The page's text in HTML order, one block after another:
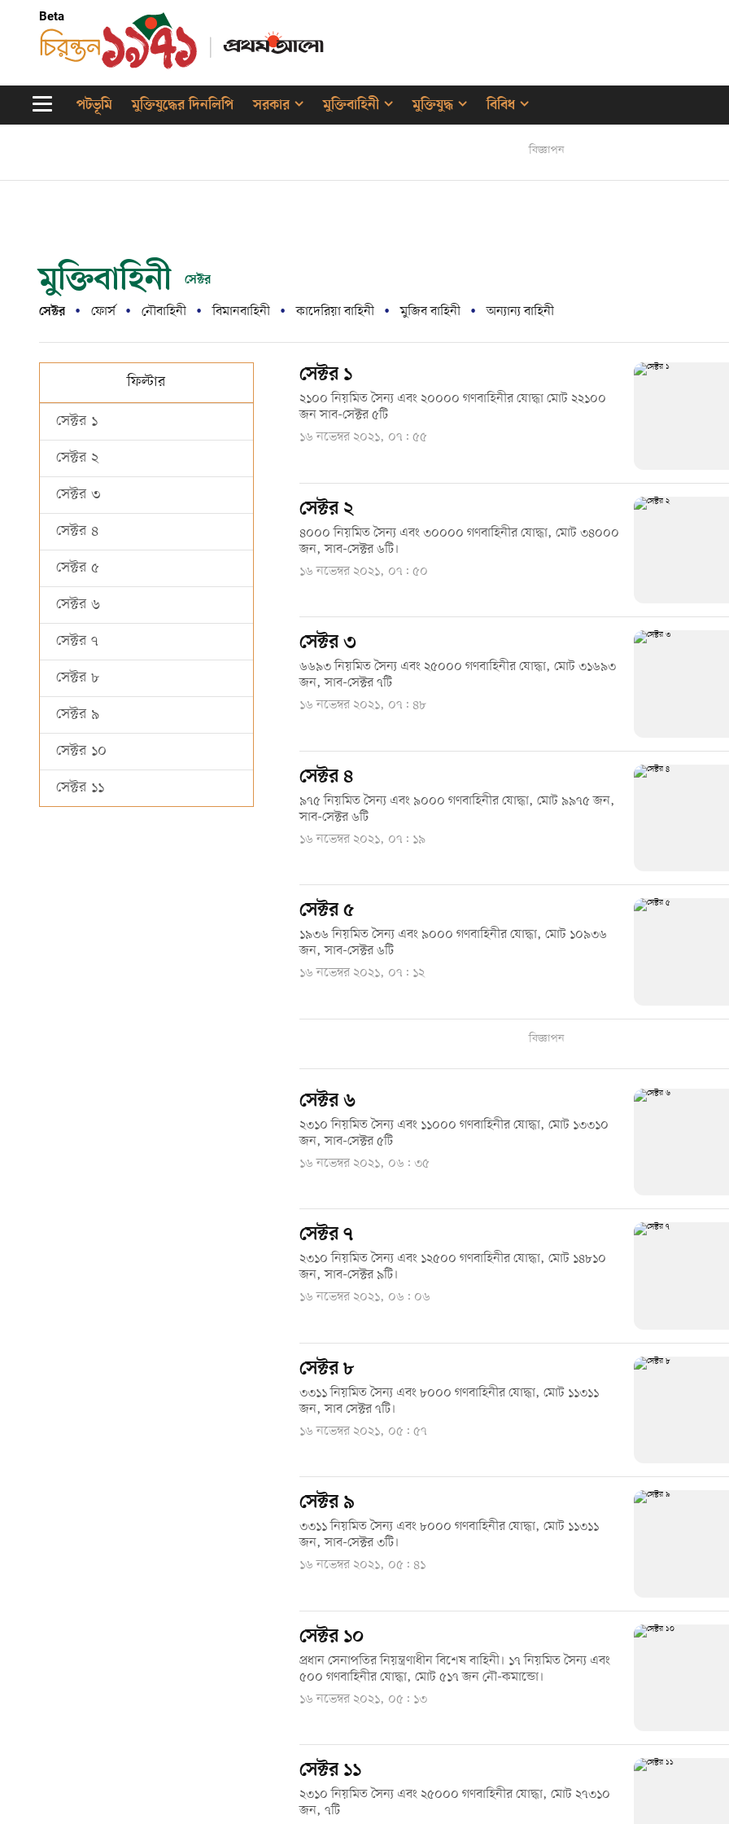
Beta
পটভূমি মুক্তিযুদ্ধের দিনলিপি সরকার মুক্তিবাহিনী মুক্তিযুদ্ধ বিবিধ
বিজ্ঞাপন
মুক্তিবাহিনী
সেক্টর
সেক্টর
ফোর্স নৌবাহিনী বিমানবাহিনী কাদেরিয়া বাহিনী মুজিব বাহিনী অন্যান্য বাহিনী
ফিল্টার
সেক্টর ১
সেক্টর ২
সেক্টর ৩
সেক্টর ৪
সেক্টর ৫
সেক্টর ৬
সেক্টর ৭
সেক্টর ৮
সেক্টর ৯
সেক্টর ১০
সেক্টর ১১
সেক্টর ১
২১০০ নিয়মিত সৈন্য এবং ২০০০০ গণবাহিনীর যোদ্ধা মোট ২২১০০
জন সাব-সেক্টর ৫টি
১৬ নভেম্বর ২০২১, ০৭: ৫৫
সেক্টর ২
৪০০০ নিয়মিত সৈন্য এবং ৩০০০০ গণবাহিনীর যোদ্ধা, মোট ৩৪০০০
জন, সাব-সেক্টর ৬টি।
১৬ নভেম্বর ২০২১, ০৭: ৫০
সেক্টর ৩
৬৬৯৩ নিয়মিত সৈন্য এবং ২৫০০০ গণবাহিনীর যোদ্ধা, মোট ৩১৬৯৩
জন, সাব-সেক্টর ৭টি
১৬ নভেম্বর ২০২১, ০৭: ৪৮
সেক্টর ৪
৯৭৫ নিয়মিত সৈন্য এবং ৯০০০ গণবাহিনীর যোদ্ধা, মোট ৯৯৭৫ জন,
সাব-সেক্টর ৬টি
১৬ নভেম্বর ২০২১, ০৭: ১৯
সেক্টর ৫
১৯৩৬ নিয়মিত সৈন্য এবং ৯০০০ গণবাহিনীর যোদ্ধা, মোট ১০৯৩৬
জন, সাব-সেক্টর ৬টি
১৬ নভেম্বর ২০২১, ০৭: ১২
বিজ্ঞাপন
সেক্টর ৬
২৩১০ নিয়মিত সৈন্য এবং ১১০০০ গণবাহিনীর যোদ্ধা, মোট ১৩৩১০
জন, সাব-সেক্টর ৫টি
১৬ নভেম্বর ২০২১, ০৬: ৩৫
সেক্টর ৭
২৩১০ নিয়মিত সৈন্য এবং ১২৫০০ গণবাহিনীর যোদ্ধা, মোট ১৪৮১০
জন, সাব-সেক্টর ৯টি।
১৬ নভেম্বর ২০২১, ০৬: ০৬
সেক্টর ৮
৩৩১১ নিয়মিত সৈন্য এবং ৮০০০ গণবাহিনীর যোদ্ধা, মোট ১১৩১১
জন, সাব সেক্টর ৭টি।
১৬ নভেম্বর ২০২১, ০৫: ৫৭
সেক্টর ৯
৩৩১১ নিয়মিত সৈন্য এবং ৮০০০ গণবাহিনীর যোদ্ধা, মোট ১১৩১১
জন, সাব-সেক্টর ৩টি।
১৬ নভেম্বর ২০২১, ০৫: ৪১
সেক্টর ১০
প্রধান সেনাপতির নিয়ন্ত্রণাধীন বিশেষ বাহিনী। ১৭ নিয়মিত সৈন্য এবং
৫০০ গণবাহিনীর যোদ্ধা, মোট ৫১৭ জন নৌ-কমান্ডো।
১৬ নভেম্বর ২০২১, ০৫: ১৩
সেক্টর ১১
২৩১০ নিয়মিত সৈন্য এবং ২৫০০০ গণবাহিনীর যোদ্ধা, মোট ২৭৩১০
জন, ৭টি